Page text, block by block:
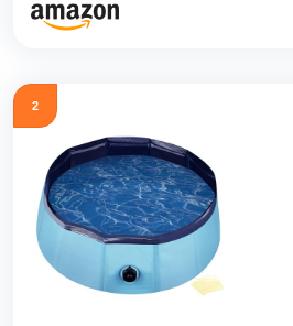
2